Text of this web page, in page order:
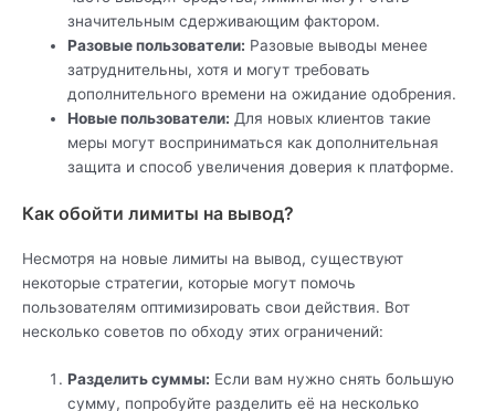
значительным сдерживающим фактором.
Разовые пользователи: Разовые выводы менее
затруднительны, хотя и могут требовать
дополнительного времени на ожидание одобрения.
Новые пользователи: Для новых клиентов такие
меры могут восприниматься как дополнительная
защита и способ увеличения доверия к платформе.
Как обойти лимиты на вывод?
Несмотря на новые лимиты на вывод, существуют
некоторые стратегии, которые могут помочь
пользователям оптимизировать свои действия. Вот
несколько советов по обходу этих ограничений:
Разделить суммы: Если вам нужно снять большую
сумму, попробуйте разделить её на несколько